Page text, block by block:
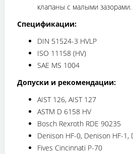
клапаны с малыми зазорами.
Спецификации:
DIN 51524-3 HVLP
ISO 11158 (HV)
SAE MS 1004
Допуски и рекомендации:
AIST 126, AIST 127
ASTM D 6158 HV
Bosch Rexroth RDE 90235
Denison HF-0, Denison HF-1,
Fives Cincinnati P-70